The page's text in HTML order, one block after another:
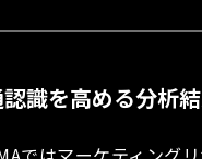
識を高める分析